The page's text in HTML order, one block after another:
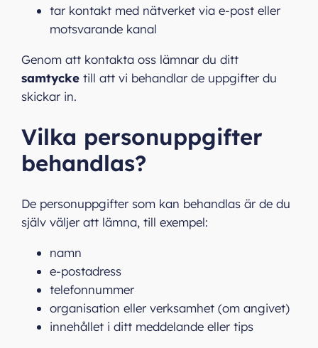
tar kontakt med nätverket via e‑post eller
motsvarande kanal
Genom att kontakta oss lämnar du ditt
samtycke till att vi behandlar de uppgifter du
skickar in.
Vilka personuppgifter
behandlas?
De personuppgifter som kan behandlas är de du
själv väljer att lämna, till exempel:
namn
e‑postadress
telefonnummer
organisation eller verksamhet (om angivet)
innehållet i ditt meddelande eller tips